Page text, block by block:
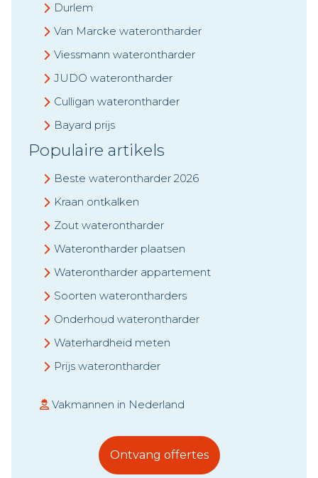
Durlem
Van Marcke waterontharder
Viessmann waterontharder
JUDO waterontharder
Culligan waterontharder
Bayard prijs
Populaire artikels
Beste waterontharder 2026
Kraan ontkalken
Zout waterontharder
Waterontharder plaatsen
Waterontharder appartement
Soorten waterontharders
Onderhoud waterontharder
Waterhardheid meten
Prijs waterontharder
Vakmannen in Nederland
Ontvang offertes